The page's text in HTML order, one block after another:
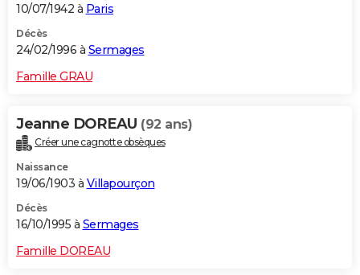
10/07/1942 à Paris
Décès
24/02/1996 à Sermages
Famille GRAU
Jeanne DOREAU (92 ans)
Créer une cagnotte obsèques
Naissance
19/06/1903 à Villapourçon
Décès
16/10/1995 à Sermages
Famille DOREAU